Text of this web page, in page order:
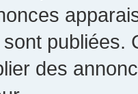
publiées.
des